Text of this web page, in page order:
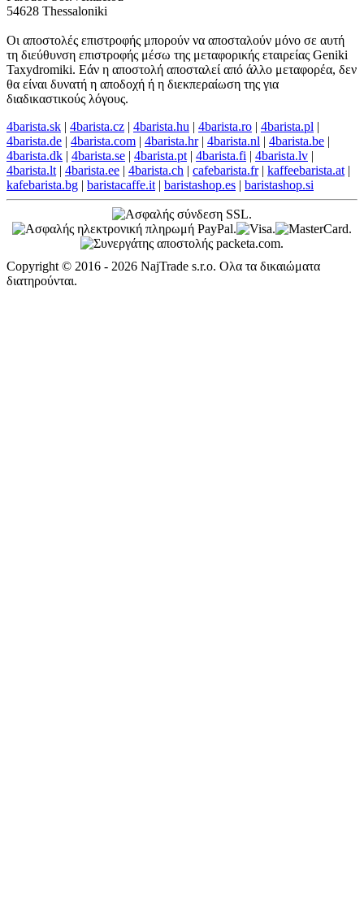
54628 Thessaloniki
Οι αποστολές επιστροφής μπορούν να αποσταλούν μόνο σε αυτή
τη διεύθυνση επιστροφής μέσω της μεταφορικής εταιρείας Geniki
Taxydromiki. Εάν η αποστολή αποσταλεί από άλλο μεταφορέα, δεν
θα είναι δυνατή η αποδοχή ή η διεκπεραίωση της για
διαδικαστικούς λόγους.
4barista.sk | 4barista.cz | 4barista.hu | 4barista.ro | 4barista.pl |
4barista.de | 4barista.com | 4barista.hr| 4barista.nl | 4barista.be |
4barista.dk | 4barista.se | 4barista.pt | 4barista.fi | 4barista.lv |
4barista.lt | 4barista.ee | 4barista.ch | cafebarista.fr| kaffeebarista.at |
kafebarista.bg | baristacaffe.it | baristashop.es | baristashop.si
Copyright © 2016 - 2026 NajTrade s.r.o. Ολα τα δικαιώματα
διατηρούνται.